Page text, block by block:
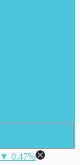
▼ 0.47%